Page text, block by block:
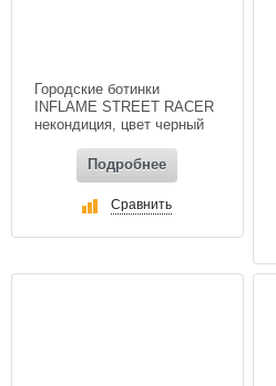
Городские ботинки
INFLAME STREET RACER
некондиция, цвет черный
Подробнее
Сравнить